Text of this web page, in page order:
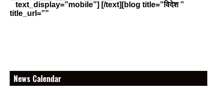
text_display=”mobile”] [/text][blog title=”विदेश ”
title_url=””
News Calendar